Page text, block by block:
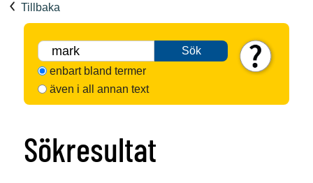
Tillbaka
Sök
enbart bland termer
även i all annan text
Sökresultat